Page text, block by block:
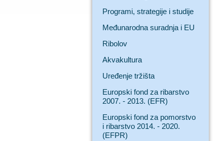
Programi, strategije i studije
Međunarodna suradnja i EU
Ribolov
Akvakultura
Uređenje tržišta
Europski fond za ribarstvo
2007. - 2013. (EFR)
Europski fond za pomorstvo
i ribarstvo 2014. - 2020.
(EFPR)